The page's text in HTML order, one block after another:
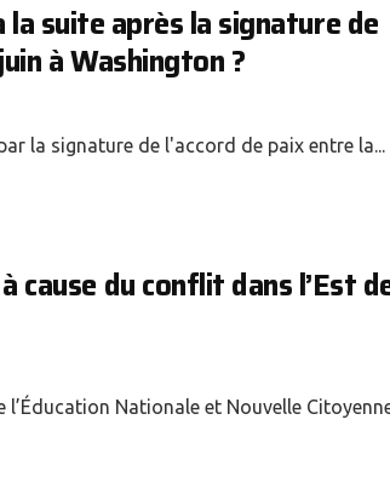
la suite après la signature de
à Washington ?
la signature de l'accord de paix entre la...
du conflit dans l’Est
Nationale et Nouvelle